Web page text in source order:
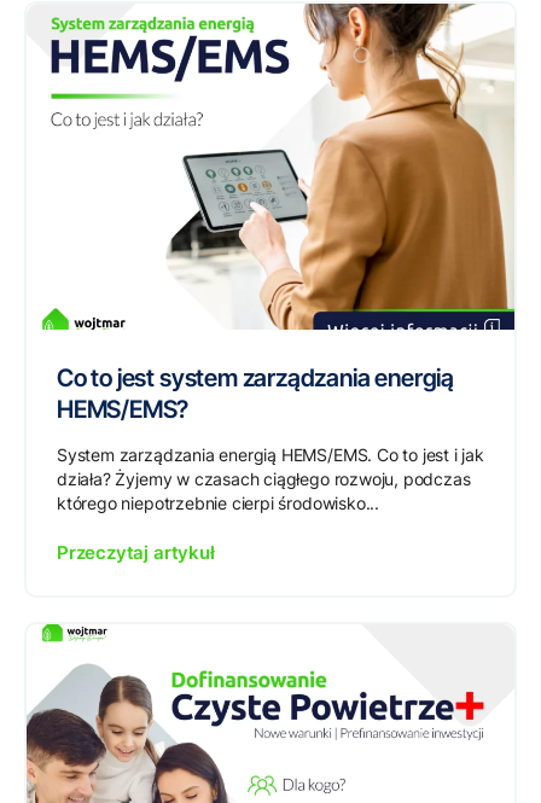
Co to jest system zarządzania energią
HEMS/EMS?
System zarządzania energią HEMS/EMS. Co to jest i jak
działa? Żyjemy w czasach ciągłego rozwoju, podczas
którego niepotrzebnie cierpi środowisko...
Przeczytaj artykuł